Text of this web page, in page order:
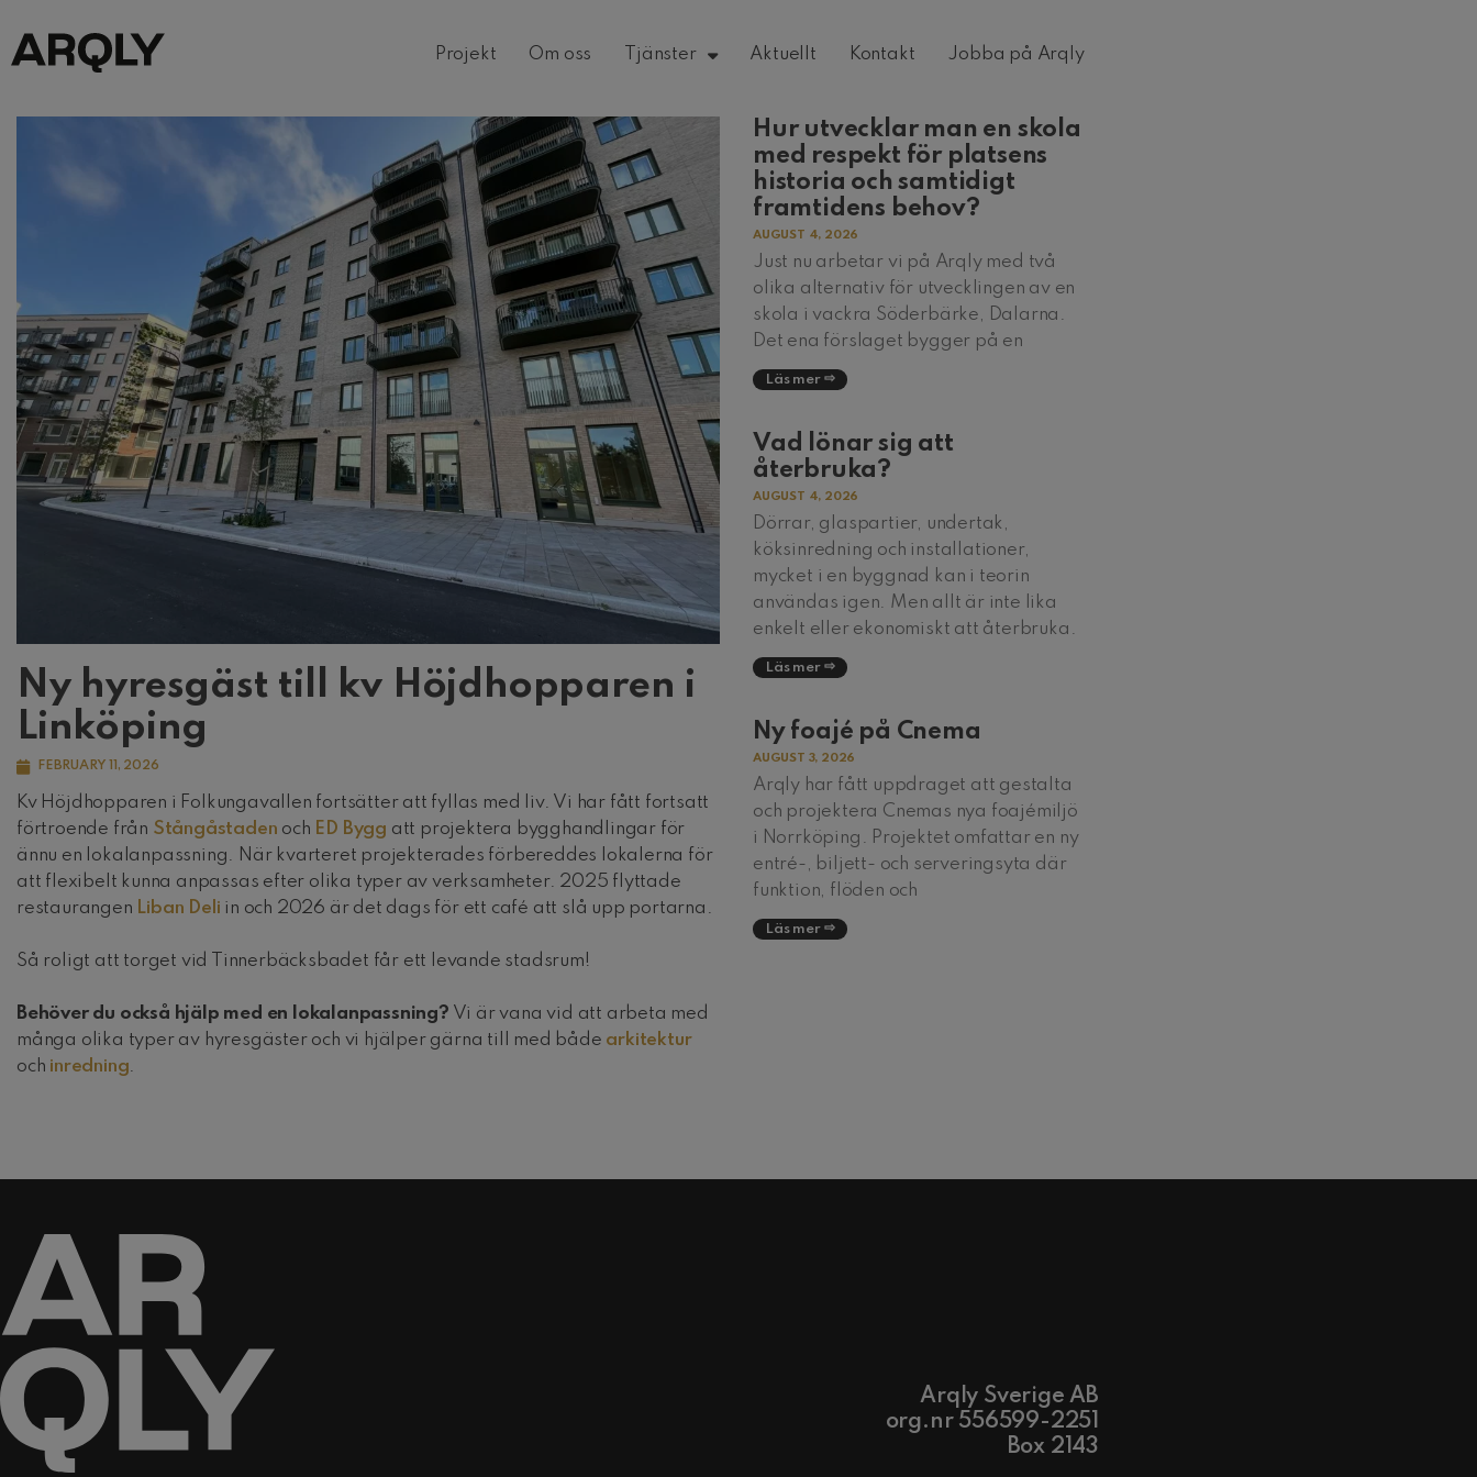
Projekt Om oss Tjänster Aktuellt Kontakt Jobba på Arqly
Ny hyresgäst till kv Höjdhopparen i
Linköping
FEBRUARY 11, 2026
Kv Höjdhopparen i Folkungavallen fortsätter att fyllas med liv. Vi har fått fortsatt
förtroende från Stångåstaden och ED Bygg att projektera bygghandlingar för
ännu en lokalanpassning. När kvarteret projekterades förbereddes lokalerna för
att flexibelt kunna anpassas efter olika typer av verksamheter. 2025 flyttade
restaurangen Liban Deli in och 2026 är det dags för ett café att slå upp portarna.
Så roligt att torget vid Tinnerbäcksbadet får ett levande stadsrum!
Behöver du också hjälp med en lokalanpassning? Vi är vana vid att arbeta med
många olika typer av hyresgäster och vi hjälper gärna till med både arkitektur
och inredning.
Hur utvecklar man en skola
med respekt för platsens
historia och samtidigt
framtidens behov?
AUGUST 4, 2026
Just nu arbetar vi på Arqly med två
olika alternativ för utvecklingen av en
skola i vackra Söderbärke, Dalarna.
Det ena förslaget bygger på en
Läs mer
Vad lönar sig att
återbruka?
AUGUST 4, 2026
Dörrar, glaspartier, undertak,
köksinredning och installationer,
mycket i en byggnad kan i teorin
användas igen. Men allt är inte lika
enkelt eller ekonomiskt att återbruka.
Läs mer
Ny foajé på Cnema
AUGUST 3, 2026
Arqly har fått uppdraget att gestalta
och projektera Cnemas nya foajémiljö
i Norrköping. Projektet omfattar en ny
entré-, biljett- och serveringsyta där
funktion, flöden och
Läs mer
Arqly Sverige AB
org.nr 556599-2251
Box 2143